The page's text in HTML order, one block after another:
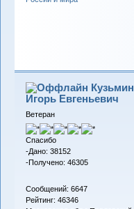
Кузьмин
Игорь Евгеньевич
Ветеран
Спасибо
-Дано: 38152
-Получено: 46305
Сообщений: 6647
Рейтинг: 46346